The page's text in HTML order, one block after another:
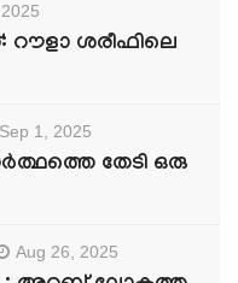
റൗളാ ശരീഫിലെ
Sep 1, 2025
തേടി ഒരു
Aug 26, 2025